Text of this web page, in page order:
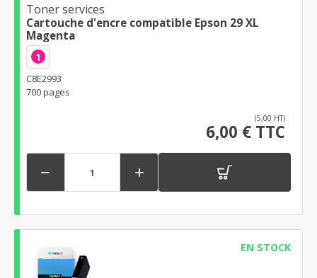
Toner services
Cartouche d'encre compatible Epson 29 XL
Magenta
1
C8E2993
700 pages
(5,00 HT)
6,00 € TTC
 
EN STOCK